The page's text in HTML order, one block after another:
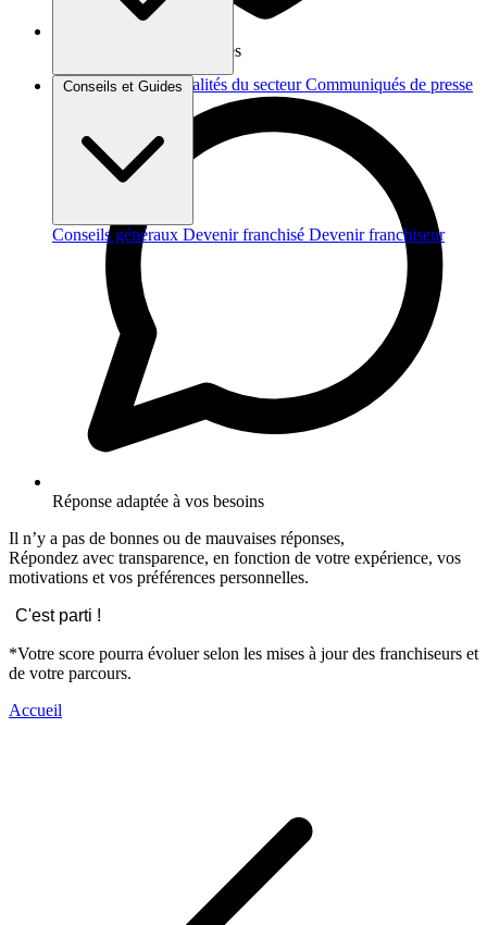
Brèves et actus Actualités du secteur Communiqués de presse
Conseils et Guides
Conseils généraux Devenir franchisé Devenir franchiseur
Vos données sont protégées
Réponse adaptée à vos besoins
Il n’y a pas de bonnes ou de mauvaises réponses,
Répondez avec transparence, en fonction de votre expérience, vos
motivations et vos préférences personnelles.
C'est parti !
*Votre score pourra évoluer selon les mises à jour des franchiseurs et
de votre parcours.
Accueil